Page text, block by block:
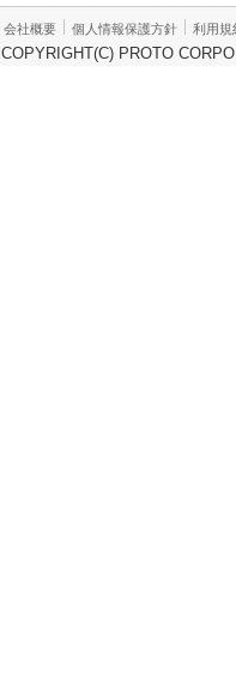
会社概要 個人情報保護方針 利用規
COPYRIGHT(C) PROTO